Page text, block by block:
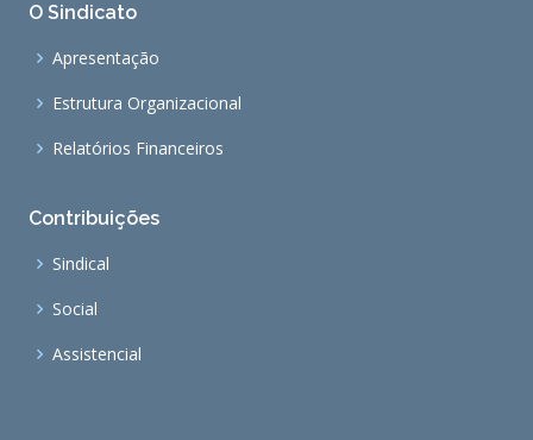
O Sindicato
Apresentação
Estrutura Organizacional
Relatórios Financeiros
Contribuições
Sindical
Social
Assistencial